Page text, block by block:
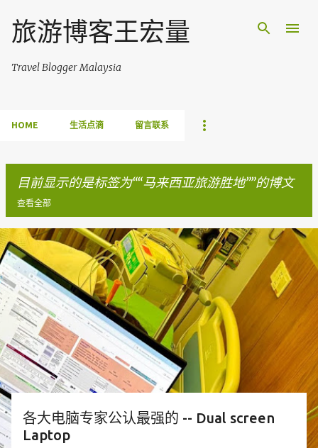
跳至主要内容
旅游博客王宏量
Travel Blogger Malaysia
HOME 生活点滴 留言联系
目前显示的是标签为“ 马来西亚旅游胜地 ”的博文
查看全部
博
文
各大电脑专家公认最强的 -- Dual screen
Laptop